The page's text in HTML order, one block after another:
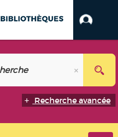
Recherche avancée